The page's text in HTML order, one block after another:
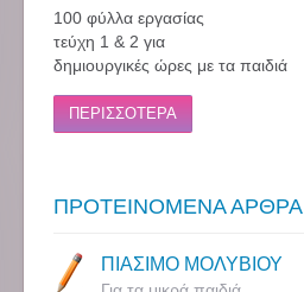
100 φύλλα εργασίας
τεύχη 1 & 2 για
δημιουργικές ώρες με τα παιδιά
ΠΕΡΙΣΣΟΤΕΡΑ
ΠΡΟΤΕΙΝΟΜΕΝΑ ΑΡΘΡΑ
ΠΙΑΣΙΜΟ ΜΟΛΥΒΙΟΥ